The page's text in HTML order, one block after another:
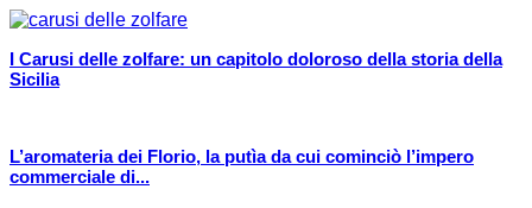
I Carusi delle zolfare: un capitolo doloroso della storia della
Sicilia
L’aromateria dei Florio, la putìa da cui cominciò l’impero
commerciale di...